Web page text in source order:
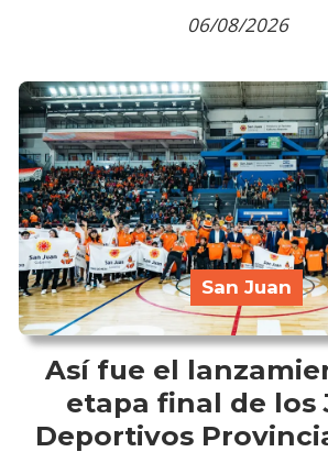
06/08/2026
Así fue el
etapa final de los
Deportivos
San Juan